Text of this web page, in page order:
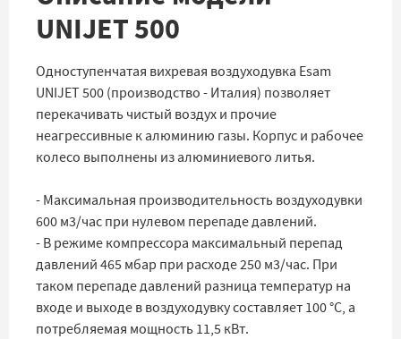
UNIJET 500
Одноступенчатая вихревая воздуходувка Esam
UNIJET 500 (производство - Италия) позволяет
перекачивать чистый воздух и прочие
неагрессивные к алюминию газы. Корпус и рабочее
колесо выполнены из алюминиевого литья.
- Максимальная производительность воздуходувки
600 м3/час при нулевом перепаде давлений.
- В режиме компрессора максимальный перепад
давлений 465 мбар при расходе 250 м3/час. При
таком перепаде давлений разница температур на
входе и выходе в воздуходувку составляет 100 °C, а
потребляемая мощность 11,5 кВт.